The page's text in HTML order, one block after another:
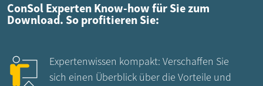
ConSol Experten Know-how für Sie zum
Download. So profitieren Sie:
Expertenwissen kompakt: Verschaffen Sie
sich einen Überblick über die Vorteile und